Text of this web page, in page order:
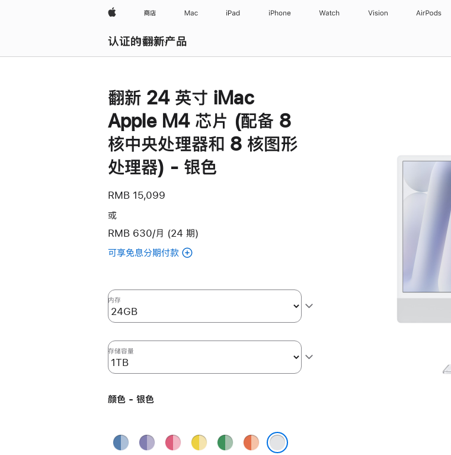
Apple 商店 Mac iPad iPhone Watch Vision AirPods
认证的翻新产品
浏览全部
翻新 24 英寸 iMac
Apple M4 芯片 (配备 8
核中央处理器和 8 核图形
处理器) - 银色
RMB 15,099
或
RMB 630/月 (24 期)
可享免息分期付款 (翻
Apple
芯
核
内存
存储容量
颜色 - 银色
蓝
紫
粉
黄
绿
橙